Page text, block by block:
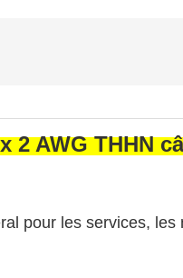
2 AWG THHN
pour les services,